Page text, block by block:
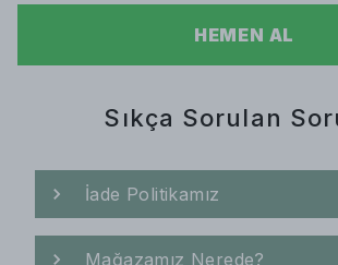
HEMEN AL
Sıkça Sorulan
İade Politikamız
Mağazamız Nerede?